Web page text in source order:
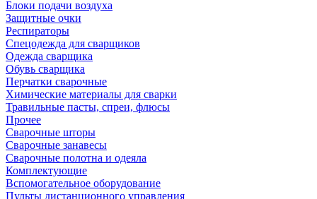
Блоки подачи воздуха
Защитные очки
Респираторы
Спецодежда для сварщиков
Одежда сварщика
Обувь сварщика
Перчатки сварочные
Химические материалы для сварки
Травильные пасты, спреи, флюсы
Прочее
Сварочные шторы
Сварочные занавесы
Сварочные полотна и одеяла
Комплектующие
Вспомогательное оборудование
Пульты дистанционного управления